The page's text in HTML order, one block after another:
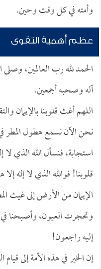
وأمته في كل وقت وحين.
عظم أهمية التقوى
الحمد لله رب العالمين،
آله وصحبه أجمعين.
اللهم أغث قلوبنا بالإيمان
نحن الآن نسمع هطول المطر
استجابة، فنسأل الله الذي
قلوبنا! فوالله الذي لا إله
الإيمان من الأرض إلى غيث
وتحجرت العيون، وأصبحنا في
إليه راجعون!
إن الخير في هذه الأمة إلى